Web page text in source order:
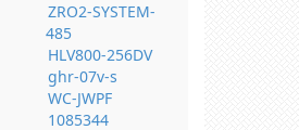
ZRO2-SYSTEM-
485
HLV800-256DV
ghr-07v-s
WC-JWPF
1085344